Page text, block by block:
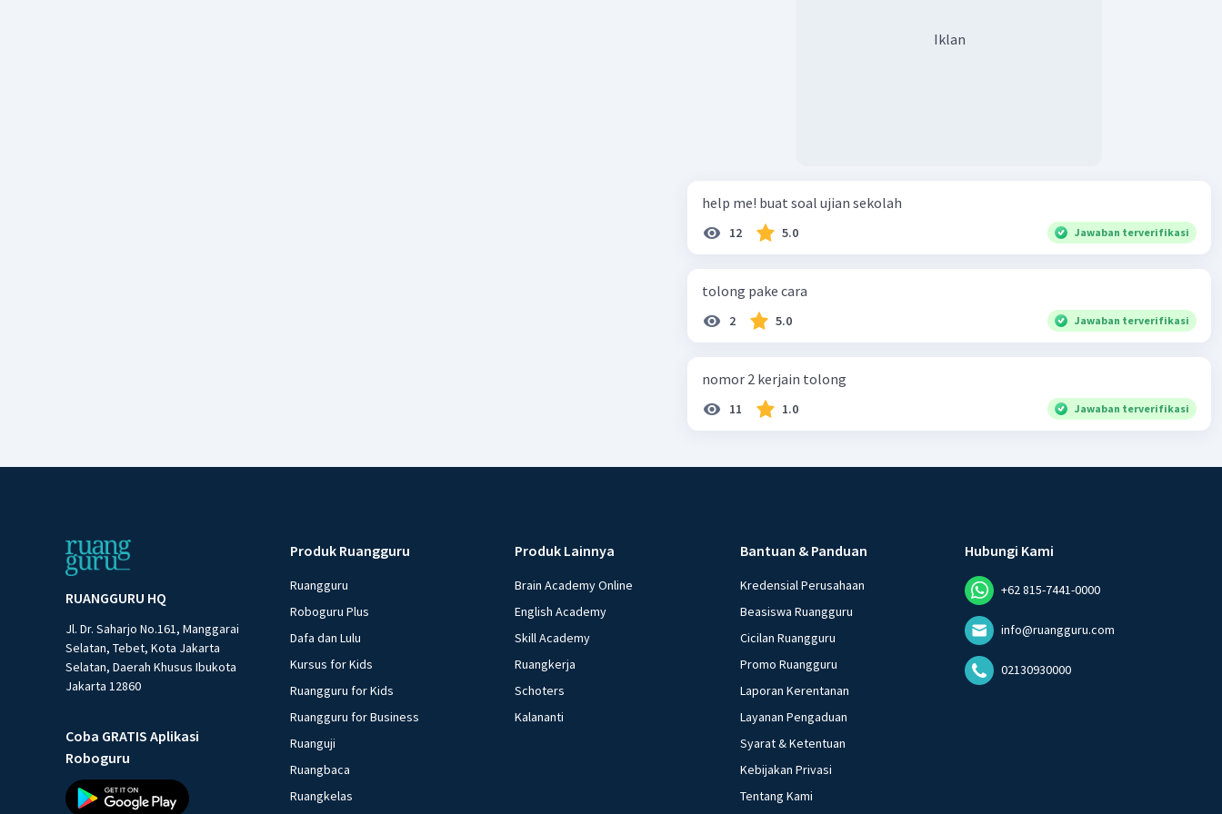
Iklan
help me! buat soal ujian sekolah
12 5.0 Jawaban terverifikasi
tolong pake cara
2 5.0 Jawaban terverifikasi
nomor 2 kerjain tolong
11 1.0 Jawaban terverifikasi
RUANGGURU HQ
Jl. Dr. Saharjo No.161, Manggarai
Selatan, Tebet, Kota Jakarta
Selatan, Daerah Khusus Ibukota
Jakarta 12860
Coba GRATIS Aplikasi
Roboguru
Produk Ruangguru
Ruangguru
Roboguru Plus
Dafa dan Lulu
Kursus for Kids
Ruangguru for Kids
Ruangguru for Business
Ruanguji
Ruangbaca
Ruangkelas
Produk Lainnya
Brain Academy Online
English Academy
Skill Academy
Ruangkerja
Schoters
Kalananti
Bantuan & Panduan
Kredensial Perusahaan
Beasiswa Ruangguru
Cicilan Ruangguru
Promo Ruangguru
Laporan Kerentanan
Layanan Pengaduan
Syarat & Ketentuan
Kebijakan Privasi
Tentang Kami
Hubungi Kami
+62 815-7441-0000
info@ruangguru.com
02130930000